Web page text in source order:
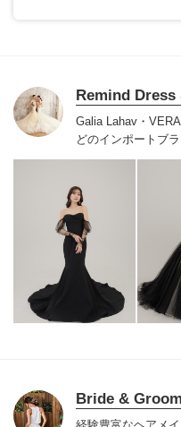
Remind Dress
Galia Lahav・
どのインポートブ
す。挙式・披露宴
レスをレンタルし
サリー・イヤリン
で付きます。
Bride & Groom